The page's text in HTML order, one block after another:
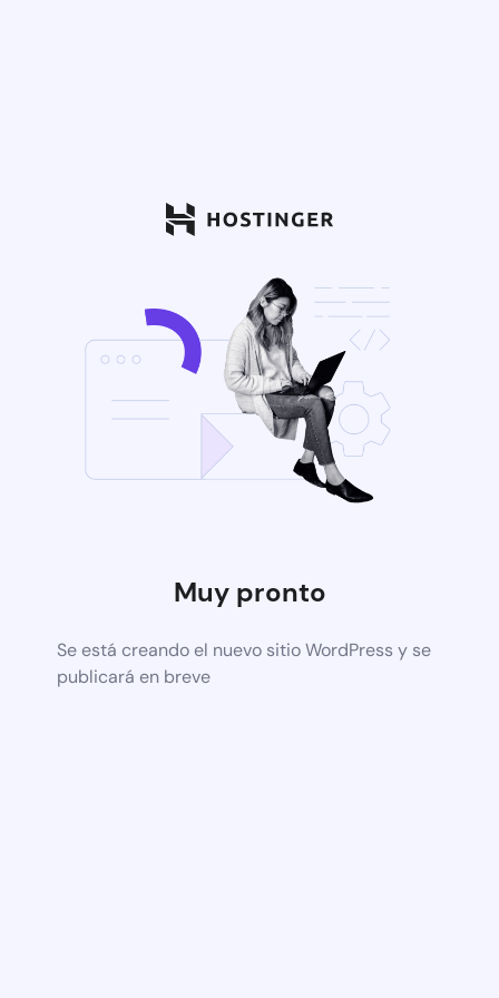
Muy pronto
Se está creando el nuevo sitio WordPress y se
publicará en breve